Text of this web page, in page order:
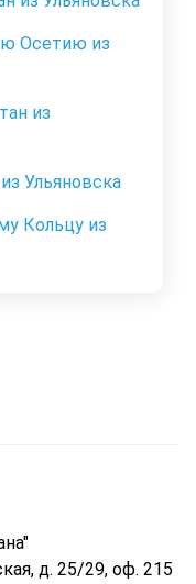
Осетию из
из
Ульяновска
Кольцу из
д. 25/29, оф. 215